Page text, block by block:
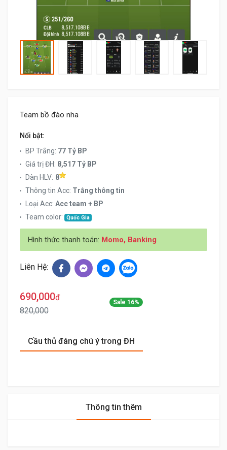
Team bồ đào nha
Nổi bật:
BP Trắng: 77 Tỷ BP
Giá trị ĐH: 8,517 Tỷ BP
Dàn HLV: 8
Thông tin Acc: Trắng thông tin
Loại Acc: Acc team + BP
Team color:
Quốc Gia
Hình thức thanh toán: Momo, Banking
Liên Hệ:
690,000đ
820,000
Sale 16%
Cầu thủ đáng chú ý trong ĐH
Thông tin thêm